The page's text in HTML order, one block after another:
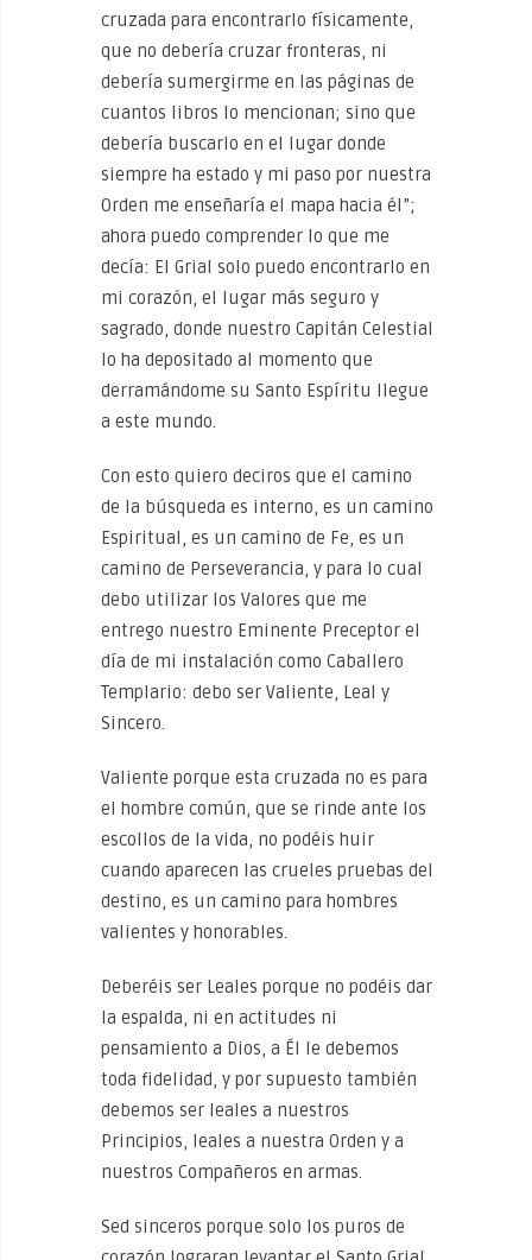
cruzada para encontrarlo físicamente,
que no debería cruzar fronteras, ni
debería sumergirme en las páginas de
cuantos libros lo mencionan; sino que
debería buscarlo en el lugar donde
siempre ha estado y mi paso por nuestra
Orden me enseñaría el mapa hacia él”;
ahora puedo comprender lo que me
decía: El Grial solo puedo encontrarlo en
mi corazón, el lugar más seguro y
sagrado, donde nuestro Capitán Celestial
lo ha depositado al momento que
derramándome su Santo Espíritu llegue
a este mundo.
Con esto quiero deciros que el camino
de la búsqueda es interno, es un camino
Espiritual, es un camino de Fe, es un
camino de Perseverancia, y para lo cual
debo utilizar los Valores que me
entrego nuestro Eminente Preceptor el
día de mi instalación como Caballero
Templario: debo ser Valiente, Leal y
Sincero.
Valiente porque esta cruzada no es para
el hombre común, que se rinde ante los
escollos de la vida, no podéis huir
cuando aparecen las crueles pruebas del
destino, es un camino para hombres
valientes y honorables.
Deberéis ser Leales porque no podéis dar
la espalda, ni en actitudes ni
pensamiento a Dios, a Él le debemos
toda fidelidad, y por supuesto también
debemos ser leales a nuestros
Principios, leales a nuestra Orden y a
nuestros Compañeros en armas.
Sed sinceros porque solo los puros de